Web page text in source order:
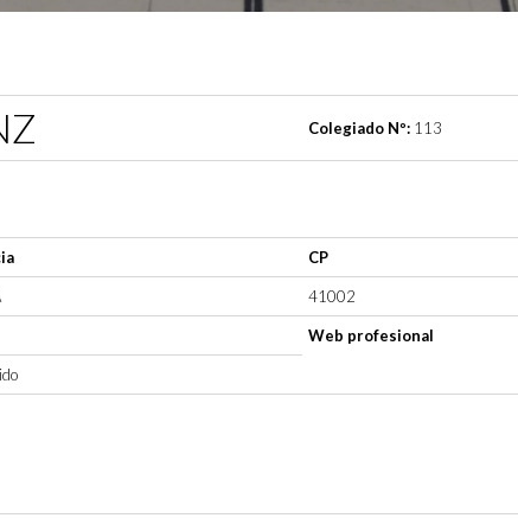
Colegiado Nº:113
CP
41002
Web profesional